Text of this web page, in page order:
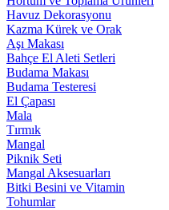
Havuz Dekorasyonu
Kazma Kürek ve Orak
Aşı Makası
Bahçe El Aleti Setleri
Budama Makası
Budama Testeresi
El Çapası
Mala
Tırmık
Mangal
Piknik Seti
Mangal Aksesuarları
Bitki Besini ve Vitamin
Tohumlar